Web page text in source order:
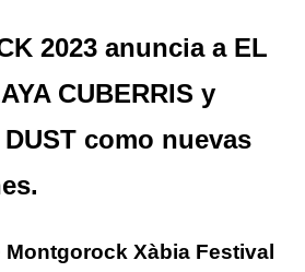
2023 anuncia a EL
CUBERRIS y
como nuevas
Montgorock Xàbia Festival